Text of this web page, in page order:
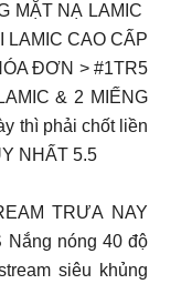
MẶT NẠ LAMIC
LAMIC CAO CẤP
ĐƠN > #1TR5
& 2 MIẾNG
thì phải chốt liền
NHẤT 5.5
TRƯA NAY
Nắng nóng 40 độ
siêu khủng